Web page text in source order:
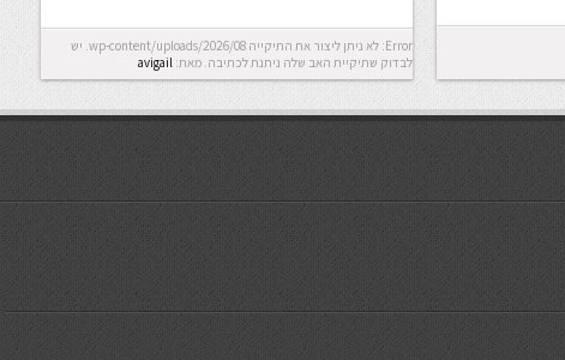
Error: לא ניתן ליצור את התיקייה wp-content/uploads/2026/08. יש
לבדוק שתיקיית האב שלה ניתנת לכתיבה. מאת: avigail